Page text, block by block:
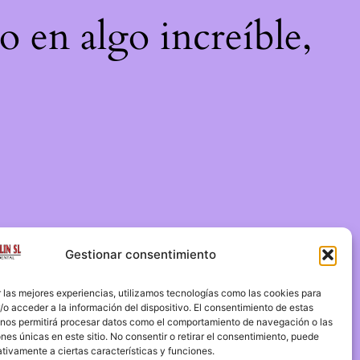
Gestionar consentimiento
las mejores experiencias, utilizamos tecnologías como las cookies para
o acceder a la información del dispositivo. El consentimiento de estas
permitirá procesar datos como el comportamiento de navegación o las
únicas en este sitio. No consentir o retirar el consentimiento, puede
a ciertas características y funciones.
en algo increíble,